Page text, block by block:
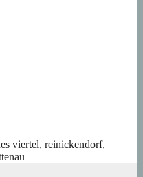
viertel, reinickendorf,